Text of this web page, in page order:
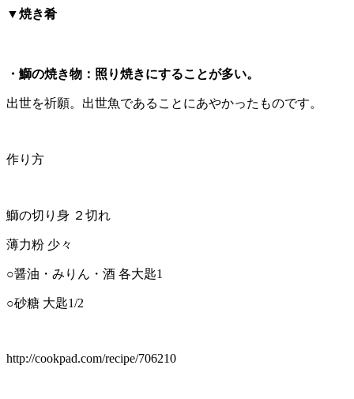
▼焼き肴
・鰤の焼き物：照り焼きにすることが多い。
出世を祈願。出世魚であることにあやかったものです。
作り方
鰤の切り身 ２切れ
薄力粉 少々
○醤油・みりん・酒 各大匙1
○砂糖 大匙1/2
http://cookpad.com/recipe/706210